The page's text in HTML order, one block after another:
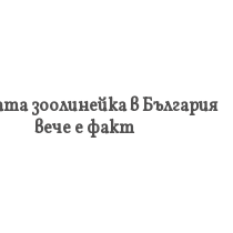
зоолинейка в България
вече е факт